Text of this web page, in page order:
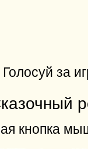
Голосуй за
кнопка